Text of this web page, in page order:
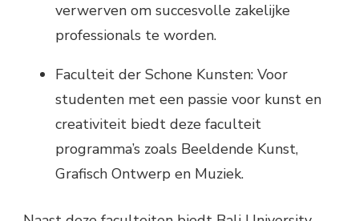
verwerven om succesvolle zakelijke
professionals te worden.
Faculteit der Schone Kunsten: Voor
studenten met een passie voor kunst en
creativiteit biedt deze faculteit
programma’s zoals Beeldende Kunst,
Grafisch Ontwerp en Muziek.